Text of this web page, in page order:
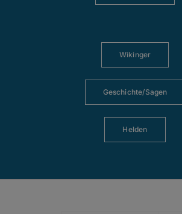
Wikinger
Geschichte/Sagen
Helden